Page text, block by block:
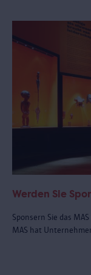
Werden Sie
Sponsern Sie das
MAS hat